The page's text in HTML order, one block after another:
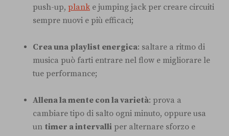
push-up, plank e jumping jack per creare circuiti
sempre nuovi e più efficaci;
Crea una playlist energica: saltare a ritmo di
musica può farti entrare nel flow e migliorare le
tue performance;
Allena la mente con la varietà: prova a
cambiare tipo di salto ogni minuto, oppure usa
un timer a intervalli per alternare sforzo e